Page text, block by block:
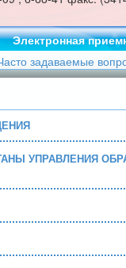
Электронная
задаваемые
УПРАВЛЕНИЯ